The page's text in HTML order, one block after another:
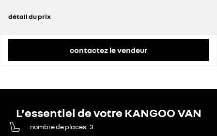
détail du prix
contactez le vendeur
L'essentiel de votre KANGOO VAN
nombre de places 3